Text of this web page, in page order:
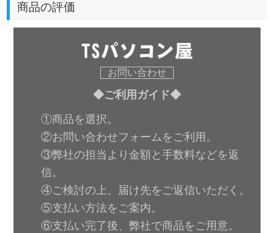
商品の評価
お問い合わせ
◆ご利用ガイド◆
①商品を選択。
②お問い合わせフォームをご利用。
③弊社の担当より金額と手数料などを返
信。
④ご検討の上、届け先をご返信いただく。
⑤支払い方法をご案内。
⑥支払い完了後、弊社で商品をご用意。